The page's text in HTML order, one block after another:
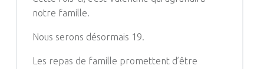
notre famille.
Nous serons désormais 19.
Les repas de famille promettent d’être